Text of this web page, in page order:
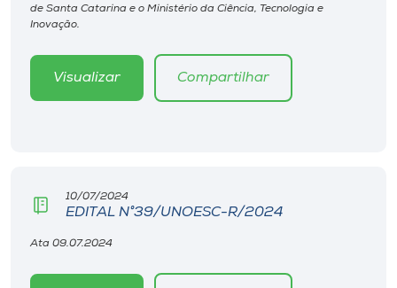
Unoesc
Store
de Santa Catarina e o Ministério da Ciência, Tecnologia e
Inovação.
Visualizar Compartilhar
10/07/2024
EDITAL N°39/UNOESC-R/2024
Ata 09.07.2024